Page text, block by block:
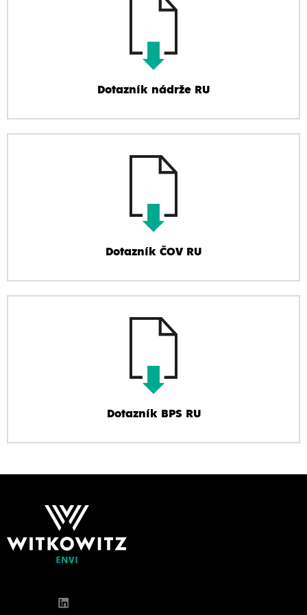
Dotazník nádrže RU
Dotazník ČOV RU
Dotazník BPS RU